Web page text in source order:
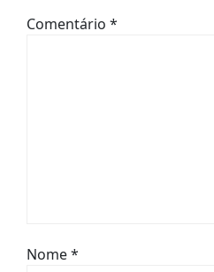
Comentário *
Nome*